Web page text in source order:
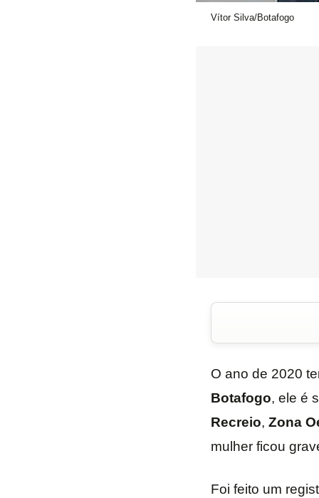
Vítor Silva/Botafogo
O ano de 2020
Botafogo, ele é
Recreio, Zona
mulher ficou
Foi feito um